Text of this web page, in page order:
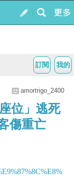
我的
訂閱
amortrigo_2400
位」逃死
傷重亡